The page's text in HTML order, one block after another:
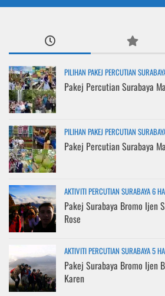
PILIHAN PAKEJ PERCUTIAN
Pakej Percutian Surabaya
PILIHAN PAKEJ PERCUTIAN
Pakej Percutian Surabaya
AKTIVITI PERCUTIAN SURABAYA 6
Pakej Surabaya Bromo Ijen
Rose
AKTIVITI PERCUTIAN SURABAYA 5
Pakej Surabaya Bromo Ijen
Karen